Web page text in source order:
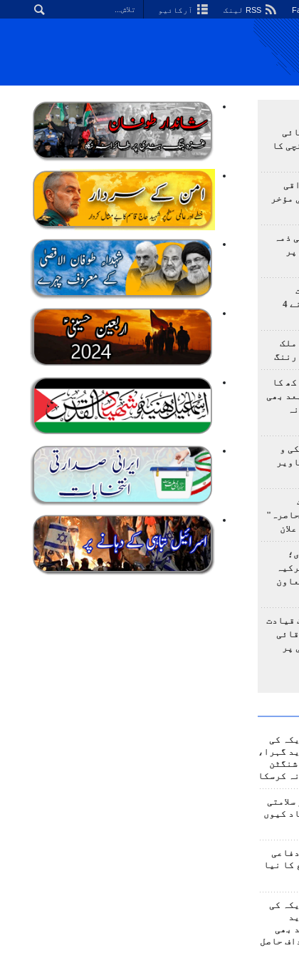
آرکائیو
کا
مؤخر
ذمہ
اولمپیاڈ؛ ایرانی طلباء نے 4
ملک
کا
بھی
و
قیادت
پر
کی
گہرا،
کرسکا
کیوں
کا نیا
کی
بھی
حاصل